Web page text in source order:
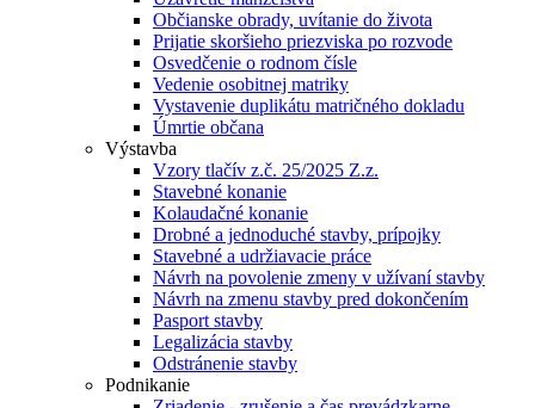
Občianske obrady, uvítanie do života
Prijatie skoršieho priezviska po rozvode
Osvedčenie o rodnom čísle
Vedenie osobitnej matriky
Vystavenie duplikátu matričného dokladu
Úmrtie občana
Výstavba
Vzory tlačív z.č. 25/2025 Z.z.
Stavebné konanie
Kolaudačné konanie
Drobné a jednoduché stavby, prípojky
Stavebné a udržiavacie práce
Návrh na povolenie zmeny v užívaní stavby
Návrh na zmenu stavby pred dokončením
Pasport stavby
Legalizácia stavby
Odstránenie stavby
Podnikanie